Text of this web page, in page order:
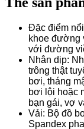
Đặc điểm
khoe đường
với đường
Nhân dịp:
trông thật
bơi, tháng
bơi lội hoặc
bạn gái, vợ
Vải: Bộ đồ
Spandex